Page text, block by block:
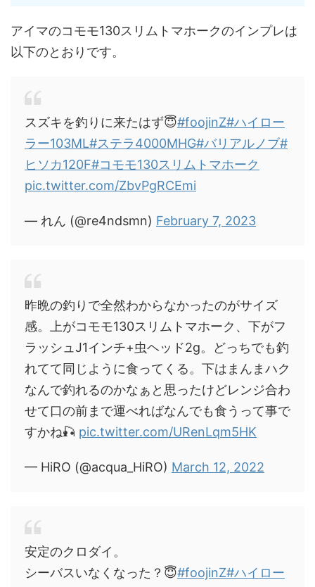
アイマのコモモ130スリムトマホークのインプレは
以下のとおりです。
スズキを釣りに来たはず😇#foojinZ#ハイロー
ラー103ML#ステラ4000MHG#バリアルノブ#
ヒソカ120F#コモモ130スリムトマホーク
pic.twitter.com/ZbvPgRCEmi
— れん (@re4ndsmn) February 7, 2023
昨晩の釣りで全然わからなかったのがサイズ
感。上がコモモ130スリムトマホーク、下がフ
ラッシュJ1インチ+虫ヘッド2g。どっちでも釣
れてて同じように食ってくる。下はまんまハク
なんで釣れるのかなぁと思ったけどレンジ合わ
せて口の前まで運べればなんでも食うって事で
すかね🎣 pic.twitter.com/URenLqm5HK
— HiRO (@acqua_HiRO) March 12, 2022
安定のクロダイ。
シーバスいなくなった？😇#foojinZ#ハイロー